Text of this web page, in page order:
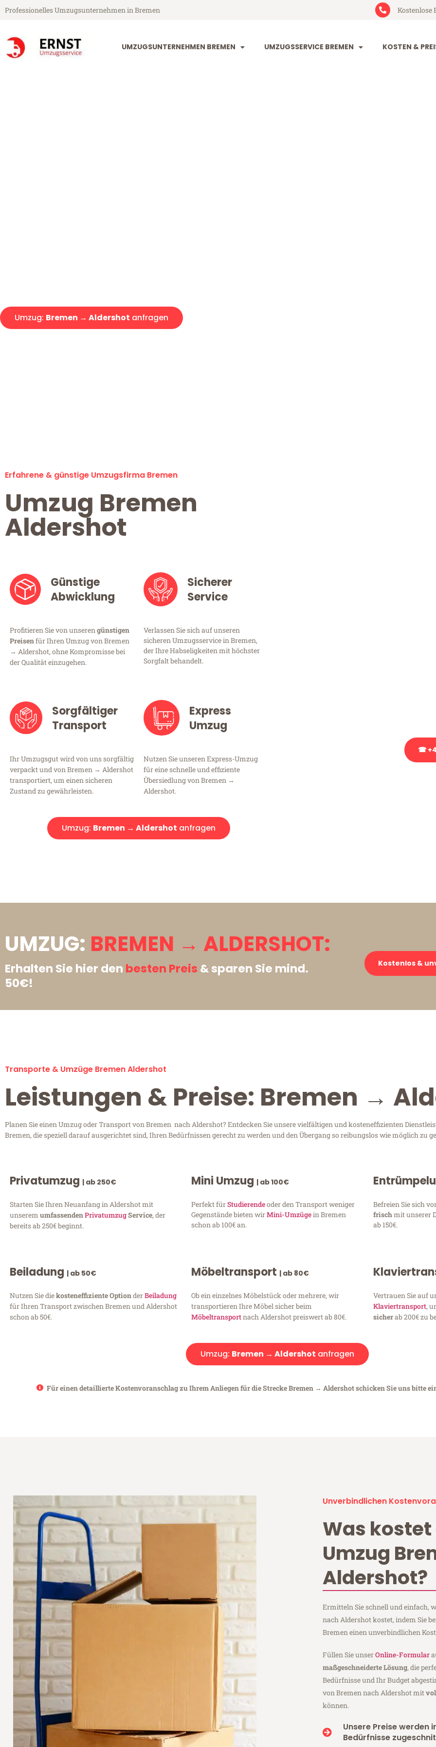
Professionelles Umzugsunternehmen in Bremen Kostenlose
UMZUGSUNTERNEHMEN BREMEN UMZUGSSERVICE BREMEN KOSTEN &
Umzug: Bremen → Aldershot anfragen
Erfahrene & günstige Umzugsfirma Bremen
Umzug Bremen
Aldershot
Günstige
Abwicklung
Profitieren Sie von unserengünstigen
Preisenfür Ihren Umzug von Bremen
→ Aldershot, ohne Kompromisse bei
der Qualität einzugehen.
Sicherer
Service
Verlassen Sie sich auf unseren
sicheren Umzugsservice in Bremen,
der Ihre Habseligkeiten mit höchster
Sorgfalt behandelt.
Sorgfältiger
Transport
Ihr Umzugsgut wird von uns sorgfältig
verpackt und von Bremen → Aldershot
transportiert, um einen sicheren
Zustand zu gewährleisten.
Express
Umzug
Nutzen Sie unseren Express-Umzug
für eine schnelle und effiziente
Übersiedlung von Bremen →
Aldershot.
Umzug: Bremen → Aldershot anfragen
☎
UMZUG: BREMEN → ALDERSHOT:
Erhalten Sie hier den besten Preis & sparen Sie mind.
50€!
Kostenlos &
Transporte & Umzüge Bremen Aldershot
Leistungen & Preise: Bremen →
Planen Sie einen Umzug oder Transport von Bremen nach Aldershot? Entdecken Sie unsere vielfältigen und kosteneffizienten
Bremen, die speziell darauf ausgerichtet sind, Ihren Bedürfnissen gerecht zu werden und den Übergang so reibungslos wie möglich zu
Privatumzug | ab 250€
Starten Sie Ihren Neuanfang in Aldershot mit
unserem umfassendenPrivatumzugService, der
bereits ab 250€ beginnt.
Mini Umzug | ab 100€
Perfekt fürStudierendeoder den Transport weniger
Gegenstände bieten wirMini-Umzügein Bremen
schon ab 100€ an.
Befreien Sie sich
frischmit unserer
ab 150€.
Beiladung | ab 50€
Nutzen Sie diekosteneffiziente OptionderBeiladung
für Ihren Transport zwischen Bremen und Aldershot
schon ab 50€.
Möbeltransport | ab 80€
Ob ein einzelnes Möbelstück oder mehrere, wir
transportieren Ihre Möbel sicher beim
Möbeltransportnach Aldershot preiswert ab 80€.
Vertrauen Sie auf
Klaviertransport,
sicherab 200€ zu
Umzug: Bremen → Aldershot anfragen
Für einen detaillierte Kostenvoranschlag zu Ihrem Anliegen für die Strecke Bremen → Aldershot schicken Sie uns bitte
Unverbindlichen
Was kostet
Umzug
Aldershot?
Ermitteln Sie schnell und einfach,
nach Aldershot kostet, indem Sie
Bremen einen unverbindlichen
Füllen Sie unserOnline-Formular
maßgeschneiderte Lösung, die
Bedürfnisse und Ihr Budget
von Bremen nach Aldershot mit
können.
Unsere Preise werden
Bedürfnisse